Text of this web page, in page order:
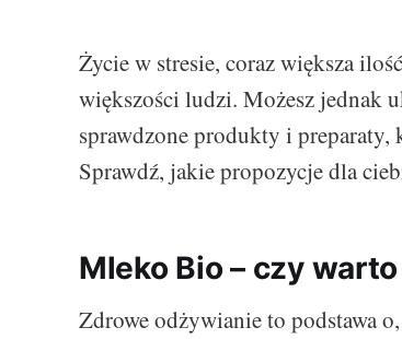
Życie w stresie, coraz większa
większości ludzi. Możesz jednak
sprawdzone produkty i preparaty,
Sprawdź, jakie propozycje dla
Mleko Bio – czy
Zdrowe odżywianie to podstawa